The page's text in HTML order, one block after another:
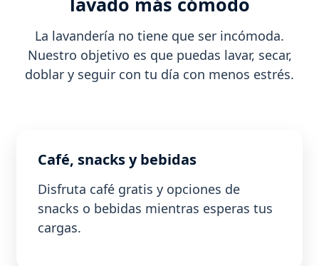
La lavandería no tiene que ser incómoda.
Nuestro objetivo es que puedas lavar, secar,
doblar y seguir con tu día con menos estrés.
Café, snacks y bebidas
Disfruta café gratis y opciones de
snacks o bebidas mientras esperas tus
cargas.